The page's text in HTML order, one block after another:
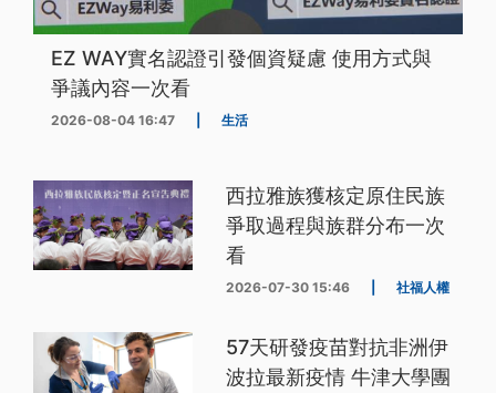
EZ WAY實名認證引發個資疑慮 使用方式與
爭議內容一次看
2026-08-04 16:47 生活
西拉雅族獲核定原住民族
爭取過程與族群分布一次
看
2026-07-30 15:46 社福人權
57天研發疫苗對抗非洲伊
波拉最新疫情 牛津大學團